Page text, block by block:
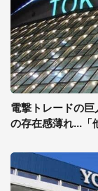
電撃トレードの
の存在感薄れ...「